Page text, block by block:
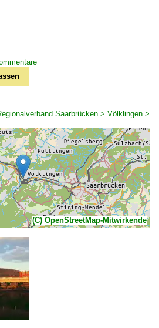
Saarbrücken > Völklingen >
(C) OpenStreetMap-Mitwirkende